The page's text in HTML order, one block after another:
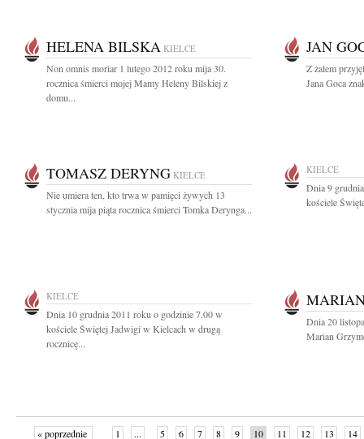
HELENA BILSKA KIELCE
Non omnis moriar 1 lutego 2012 roku mija 30.
rocznica śmierci mojej Mamy Heleny Bilskiej z
domu...
JAN
Z żalem
Jana Goca
TOMASZ DERYNG KIELCE
Nie umiera ten, kto trwa w pamięci żywych 13
stycznia mija piąta rocznica śmierci Tomka Derynga...
KIELCE
Dnia 9
kościele
KIELCE
Dnia 10 grudnia 2011 roku o godzinie 7.00 w
kościele Świętej Jadwigi w Kielcach w drugą
rocznicę...
Dnia 20
Marian
« poprzednie 1 ... 5 6 7 8 9 10 11 12 13 14